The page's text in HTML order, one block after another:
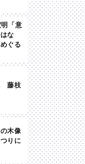
「意
な
ぐる
藤枝
木像
りに